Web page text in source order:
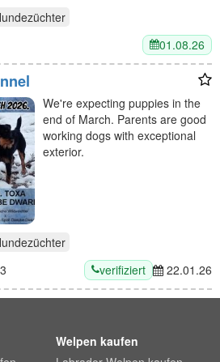
01.08.26
We're expecting puppies in the
end of March. Parents are good
working dogs with exceptional
exterior.
verifiziert 22.01.26
Welpen kaufen